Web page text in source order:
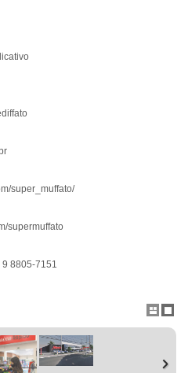
super_muffato/
supermuffato
9 8805-7151